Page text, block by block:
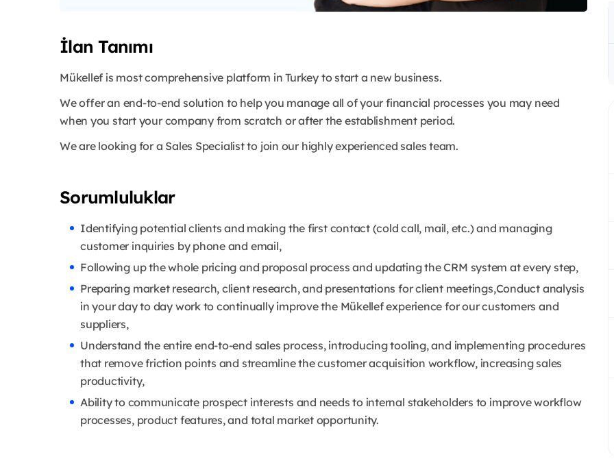
İlan Tanımı
Mükellef is most comprehensive platform in Turkey to start a new business.
We offer an end-to-end solution to help you manage all of your financial processes you may need
when you start your company from scratch or after the establishment period.
We are looking for a Sales Specialist to join our highly experienced sales team.
Sorumluluklar
Identifying potential clients and making the first contact (cold call, mail, etc.) and managing
customer inquiries by phone and email,
Following up the whole pricing and proposal process and updating the CRM system at every step,
Preparing market research, client research, and presentations for client meetings,Conduct analysis
in your day to day work to continually improve the Mükellef experience for our customers and
suppliers,
Understand the entire end-to-end sales process, introducing tooling, and implementing procedures
that remove friction points and streamline the customer acquisition workflow, increasing sales
productivity,
Ability to communicate prospect interests and needs to internal stakeholders to improve workflow
processes, product features, and total market opportunity.